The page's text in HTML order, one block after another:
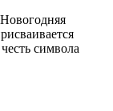
символа